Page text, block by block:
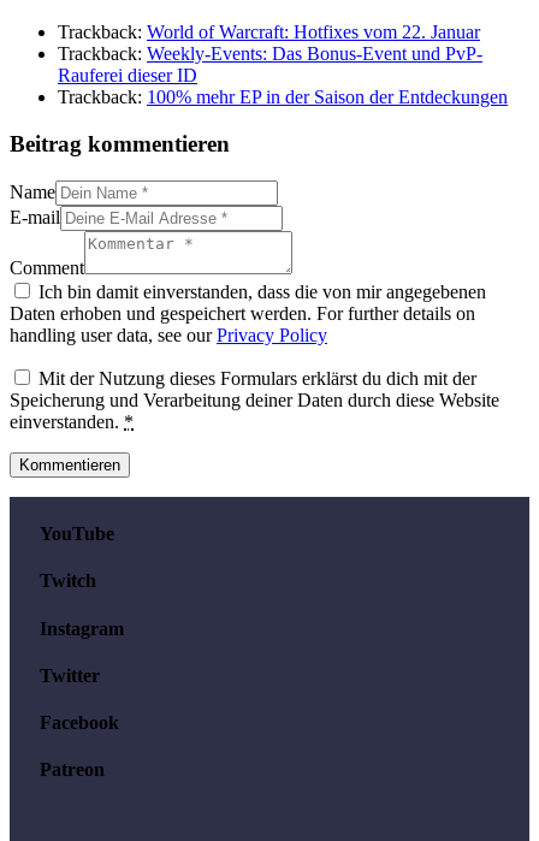
Trackback: World of Warcraft: Hotfixes vom 22. Januar
Trackback: Weekly-Events: Das Bonus-Event und PvP-
Rauferei dieser ID
Trackback: 100% mehr EP in der Saison der Entdeckungen
Beitrag kommentieren
Name
E-mail
Comment
Ich bin damit einverstanden, dass die von mir angegebenen
Daten erhoben und gespeichert werden. For further details on
handling user data, see ourPrivacy Policy
Mit der Nutzung dieses Formulars erklärst du dich mit der
Speicherung und Verarbeitung deiner Daten durch diese Website
einverstanden. *
YouTube
Twitch
Instagram
Twitter
Facebook
Patreon